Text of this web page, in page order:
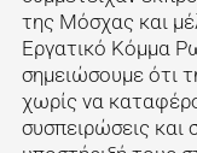
της Μόσχας και
Εργατικό Κόμμα
σημειώσουμε ότι
χωρίς να
συσπειρώσεις και